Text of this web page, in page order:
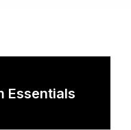
Essentials